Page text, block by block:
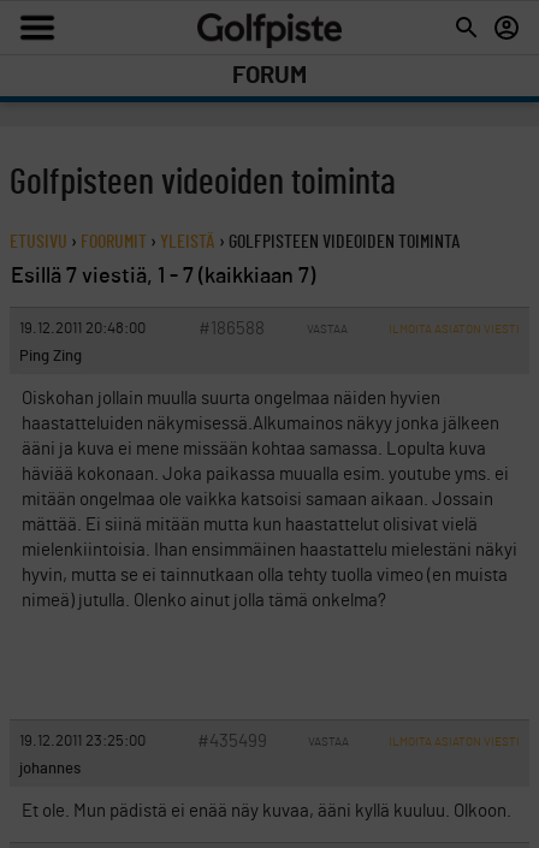
FORUM
Golfpisteen videoiden toiminta
ETUSIVU › FOORUMIT › YLEISTÄ › GOLFPISTEEN VIDEOIDEN TOIMINTA
Esillä 7 viestiä, 1 - 7 (kaikkiaan 7)
19.12.2011 20:48:00 #186588 VASTAA ILMOITA ASIATON VIESTI
Ping Zing
Oiskohan jollain muulla suurta ongelmaa näiden hyvien
haastatteluiden näkymisessä.Alkumainos näkyy jonka jälkeen
ääni ja kuva ei mene missään kohtaa samassa. Lopulta kuva
häviää kokonaan. Joka paikassa muualla esim. youtube yms. ei
mitään ongelmaa ole vaikka katsoisi samaan aikaan. Jossain
mättää. Ei siinä mitään mutta kun haastattelut olisivat vielä
mielenkiintoisia. Ihan ensimmäinen haastattelu mielestäni näkyi
hyvin, mutta se ei tainnutkaan olla tehty tuolla vimeo (en muista
nimeä) jutulla. Olenko ainut jolla tämä onkelma?
19.12.2011 23:25:00 #435499 VASTAA ILMOITA ASIATON VIESTI
johannes
Et ole. Mun pädistä ei enää näy kuvaa, ääni kyllä kuuluu. Olkoon.